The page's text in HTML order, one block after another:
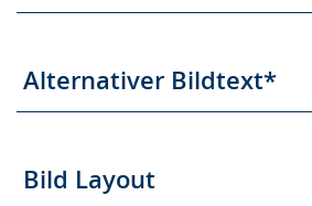
Alternativer Bildtext*
Bild Layout